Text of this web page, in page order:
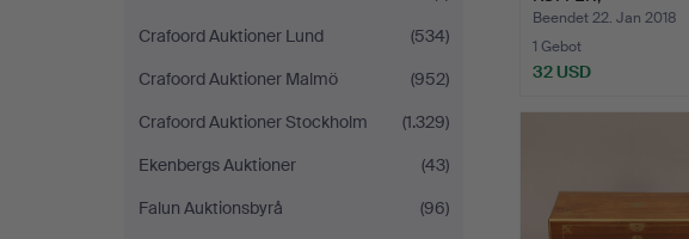
Crafoord Auktioner Lund
(534)
Crafoord Auktioner Malmö
(952)
Crafoord Auktioner Stockholm
(1.329)
Ekenbergs Auktioner
(43)
Falun Auktionsbyrå
(96)
Blech/Holzlatten/Le…
Beendet 22. Jan 2018
1 Gebot
32 USD